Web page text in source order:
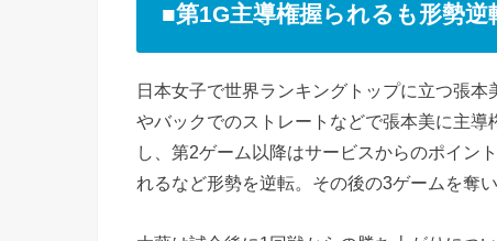
■第1G主導権握られるも形勢逆
日本女子で世界ランキングトップに立つ張
やバックでのストレートなどで張本美に主
し、第2ゲーム以降はサービスからのポイン
れるなど形勢を逆転。その後の3ゲームを奪